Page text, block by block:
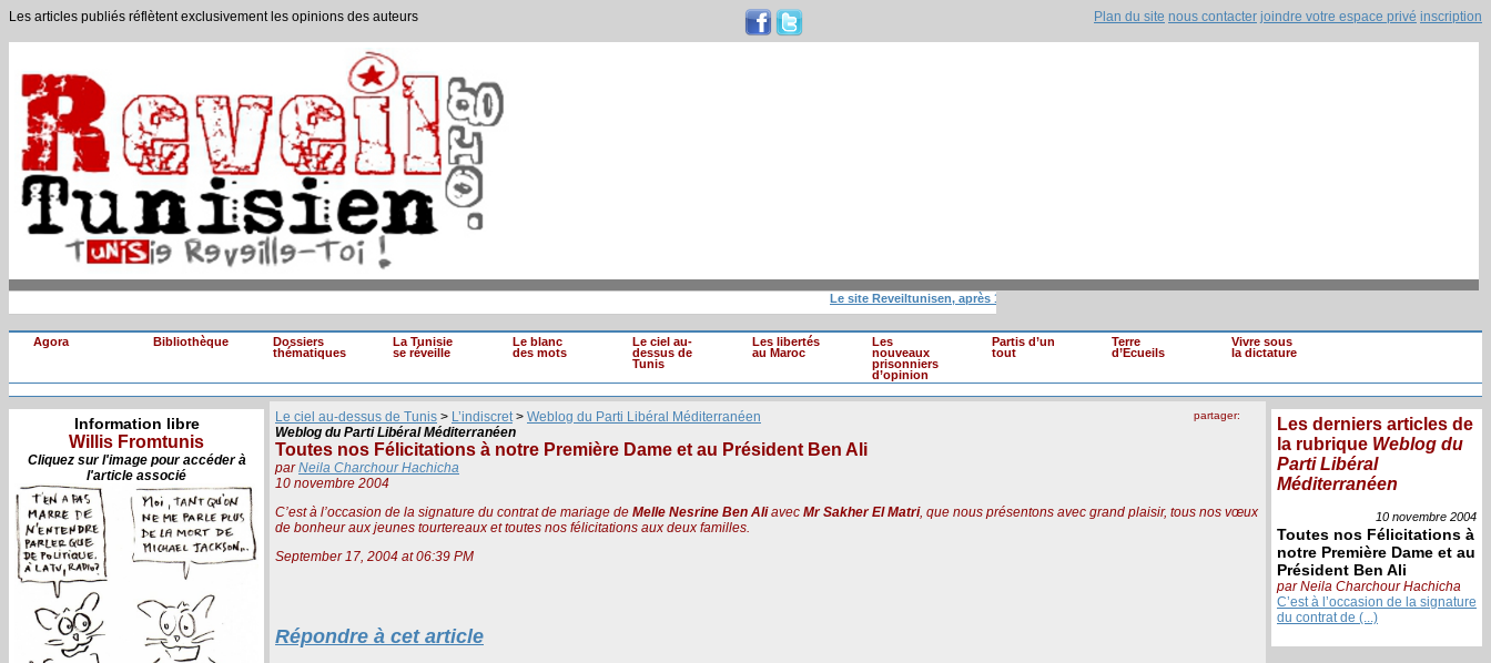
Les articles publiés réflètent exclusivement les opinions des auteurs Plan du site nous contacter joindre votre espace privé inscription
Le site Reveiltunisen, après 10 ans de loyaux (...)
Agora Bibliothèque
Dossiers
thématiques
La Tunisie
se réveille
Le blanc
des mots
Le ciel au-
dessus de
Tunis
Les libertés
au Maroc
Les
nouveaux
prisonniers
d’opinion
Partis d’un
tout
Terre
d’Ecueils
Vivre sous
la dictature
Information libre
Willis Fromtunis
Cliquez sur l'image pour accéder à
l'article associé
Les derniers articles de
la rubrique Weblog du
Parti Libéral
Méditerranéen
10 novembre 2004
Toutes nos Félicitations à
notre Première Dame et au
Président Ben Ali
par Neila Charchour Hachicha
C’est à l’occasion de la signature
du contrat de (...)
partager:
Le ciel au-dessus de Tunis > L’indiscret> Weblog du Parti Libéral Méditerranéen
Weblog du Parti Libéral Méditerranéen
Toutes nos Félicitations à notre Première Dame et au Président Ben Ali
parNeila Charchour Hachicha
10 novembre 2004
C’est à l’occasion de la signature du contrat de mariage de Melle Nesrine Ben Aliavec Mr Sakher El Matri, que nous présentons avec grand plaisir, tous nos vœux
de bonheur aux jeunes tourtereaux et toutes nos félicitations aux deux familles.
September 17, 2004 at 06:39 PM
Répondre à cet article